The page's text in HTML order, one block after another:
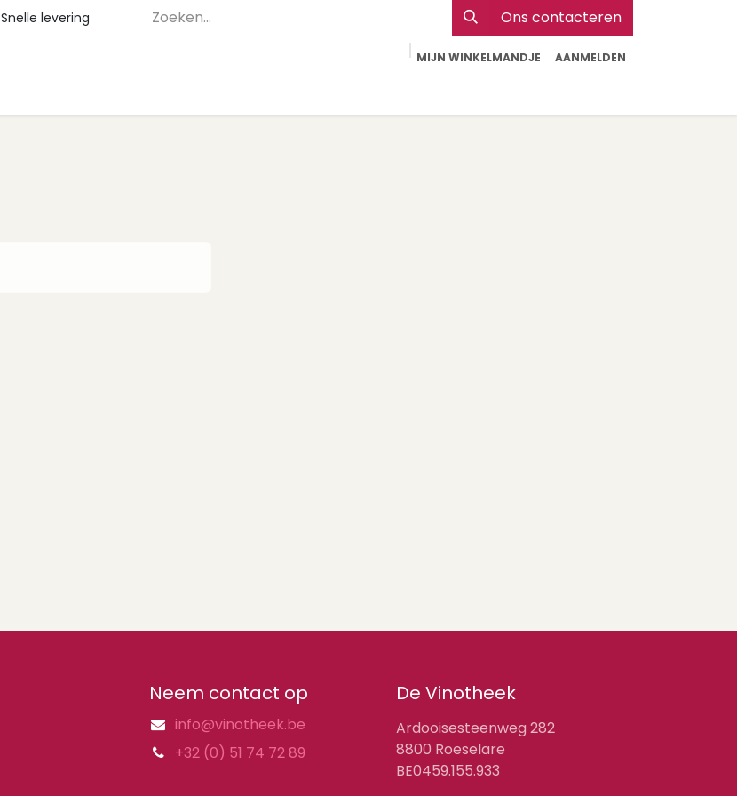
Snelle levering Ons contacteren
MIJN WINKELMANDJE AANMELDEN
De Vinotheek
Ardooisesteenweg 282
8800 Roeselare
BE0459.155.933
Neem contact op
info@vinotheek.be
+32 (0) 51 74 72 89